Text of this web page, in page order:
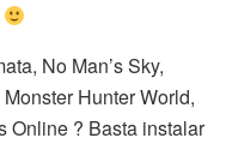
No Man’s Sky,
Hunter World,
Online ? Basta instalar